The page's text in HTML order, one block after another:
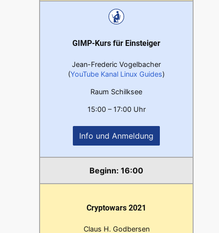
GIMP-Kurs für Einsteiger
Jean-Frederic Vogelbacher
(YouTube Kanal Linux Guides)
Raum Schilksee
15:00 – 17:00 Uhr
Info und Anmeldung
16:00
Cryptowars 2021
Claus H. Godbersen